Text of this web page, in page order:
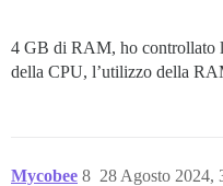
4 GB di RAM, ho controllato
della CPU, l’utilizzo della
Mycobee 28 Agosto 2024,
8